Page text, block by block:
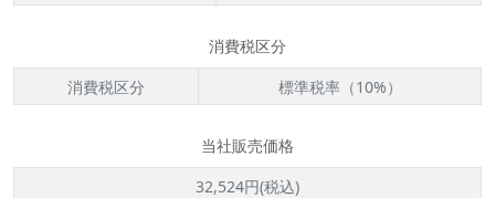
消費税区分
消費税区分
標準税率（10%）
当社販売価格
32,524円(税込)